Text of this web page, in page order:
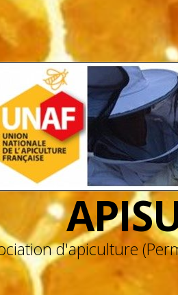
d'apiculture